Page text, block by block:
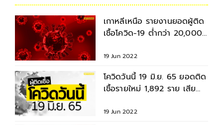
เกาหลีเหนือ รายงานยอดผู้ติด
เชื้อโควิด-19 ต่ำกว่า 20,000
19 Jun 2022
โควิดวันนี้ 19 มิ.ย. 65 ยอดติด
เชื้อรายใหม่ 1,892 ราย เสีย
19 Jun 2022